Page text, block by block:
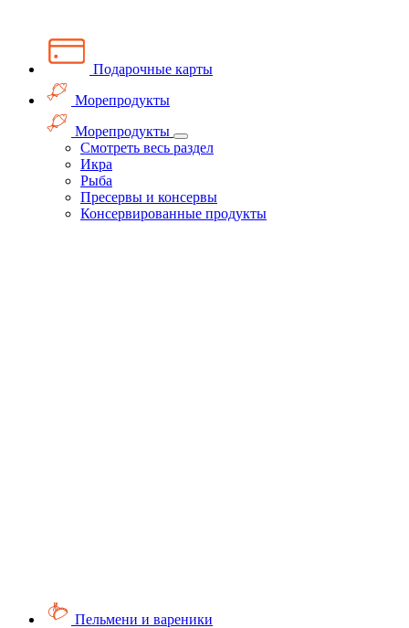
Подарочные карты
Морепродукты
Морепродукты
Смотреть весь раздел
Икра
Рыба
Пресервы и консервы
Консервированные продукты
Пельмени и вареники